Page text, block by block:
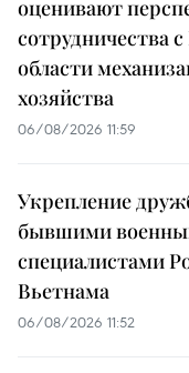
оценивают
сотрудничества
области
хозяйства
06/08/2026 11:59
Укрепление
бывшими
специалистами
Вьетнама
06/08/2026 11:52